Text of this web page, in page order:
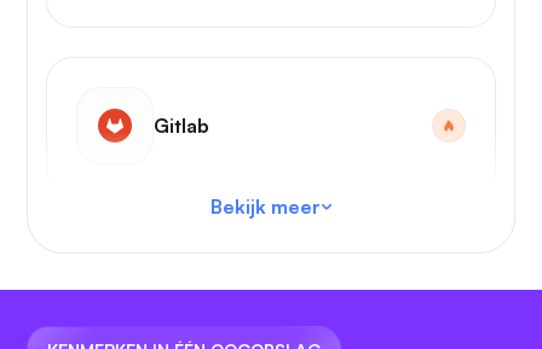
Gitlab
VS-code
Bekijk meer